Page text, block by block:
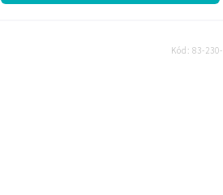
Kód:83-230-